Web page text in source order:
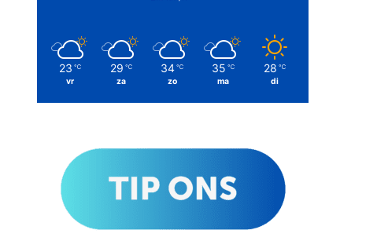
23 ℃
vr
29 ℃
za
34 ℃
zo
35 ℃
ma
28 ℃
di